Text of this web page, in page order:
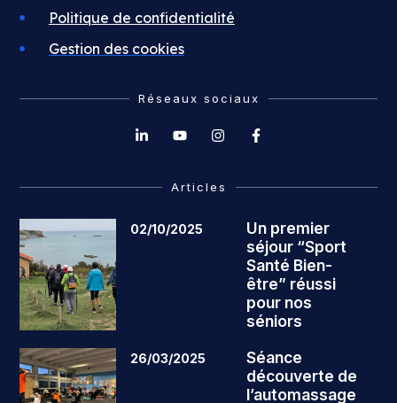
Politique de confidentialité
Gestion des cookies
Réseaux sociaux
Articles
02/10/2025
Un premier
séjour “Sport
Santé Bien-
être” réussi
pour nos
séniors
26/03/2025
Séance
découverte de
l’automassage